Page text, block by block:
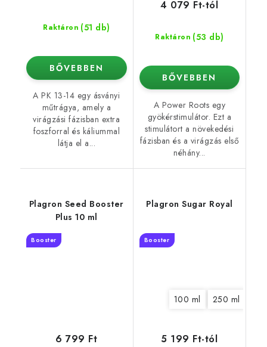
Raktáron (51 db)
BŐVEBBEN
A PK 13-14 egy ásványi
műtrágya, amely a
virágzási fázisban extra
foszforral és káliummal
látja el a...
Raktáron (53 db)
4 079 Ft-tól
BŐVEBBEN
A Power Roots egy
gyökérstimulátor. Ezt a
stimulátort a növekedési
fázisban és a virágzás első
néhány...
Plagron Seed Booster
Plus 10 ml
Booster
6 799 Ft
Plagron Sugar Royal
Booster
100 ml 250 ml
5 199 Ft-tól